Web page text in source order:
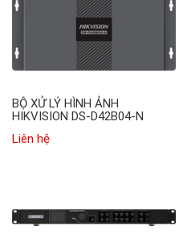
BỘ XỬ LÝ HÌNH ẢNH
HIKVISION DS-D42B04-N
Liên hệ